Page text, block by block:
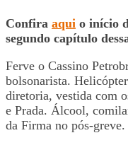
Confira aqui o início
segundo capítulo
Ferve o Cassino
bolsonarista.
diretoria, vestida com
e Prada. Álcool,
da Firma no pós-greve.